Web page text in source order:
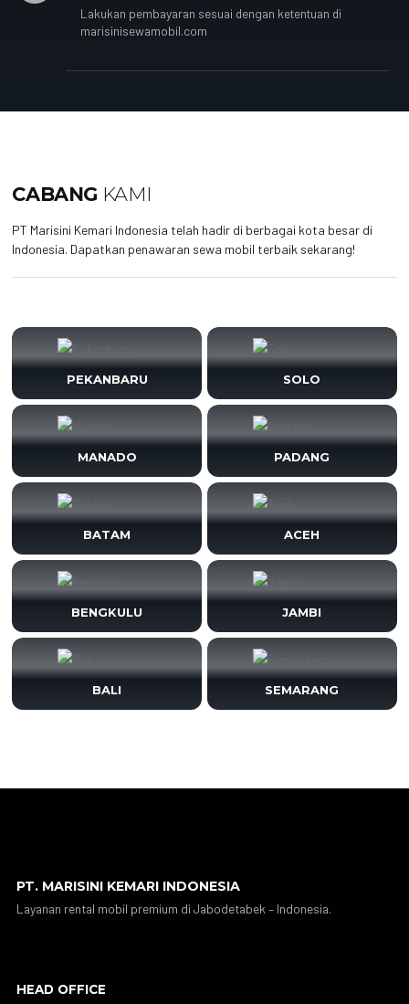
Lakukan pembayaran sesuai dengan ketentuan di
marisinisewamobil.com
CABANG KAMI
PT Marisini Kemari Indonesia telah hadir di berbagai kota besar di
Indonesia. Dapatkan penawaran sewa mobil terbaik sekarang!
PEKANBARU SOLO
MANADO PADANG
BATAM ACEH
BENGKULU JAMBI
BALI SEMARANG
PT. MARISINI KEMARI INDONESIA
Layanan rental mobil premium di Jabodetabek – Indonesia.
HEAD OFFICE